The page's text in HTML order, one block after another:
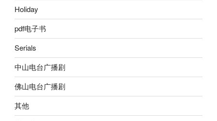
Holiday
pdf电子书
Serials
中山电台广播剧
佛山电台广播剧
其他